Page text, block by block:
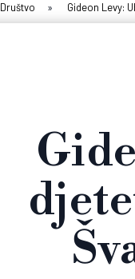
Društvo » Gideon Levy: